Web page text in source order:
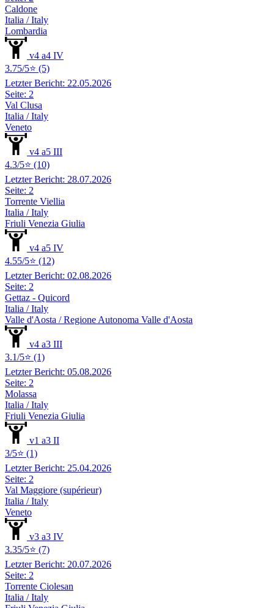
Caldone
Italia / Italy
Lombardia
v4 a4 IV
3.75/5⭐ (5)
Letzter Bericht: 22.05.2026
Seite: 2
Val Clusa
Italia / Italy
Veneto
v4 a5 III
4.3/5⭐ (10)
Letzter Bericht: 28.07.2026
Seite: 2
Torrente Viellia
Italia / Italy
Friuli Venezia Giulia
v4 a5 IV
4.55/5⭐ (12)
Letzter Bericht: 02.08.2026
Seite: 2
Gettaz - Quicord
Italia / Italy
Valle d'Aosta / Regione Autonoma Valle d'Aosta
v4 a3 III
3.1/5⭐ (1)
Letzter Bericht: 05.08.2026
Seite: 2
Molassa
Italia / Italy
Friuli Venezia Giulia
v1 a3 II
3/5⭐ (1)
Letzter Bericht: 25.04.2026
Seite: 2
Val Maggiore (supérieur)
Italia / Italy
Veneto
v3 a3 IV
3.35/5⭐ (7)
Letzter Bericht: 20.07.2026
Seite: 2
Torrente Ciolesan
Italia / Italy